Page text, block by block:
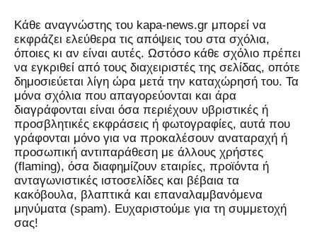
Kάθε αναγνώστης του kapa-news.gr μπορεί να
εκφράζει ελεύθερα τις απόψεις του στα σχόλια,
όποιες κι αν είναι αυτές. Ωστόσο κάθε σχόλιο πρέπει
να εγκριθεί από τους διαχειριστές της σελίδας, οπότε
δημοσιεύεται λίγη ώρα μετά την καταχώρησή του. Τα
μόνα σχόλια που απαγορεύονται και άρα
διαγράφονται είναι όσα περιέχουν υβριστικές ή
προσβλητικές εκφράσεις ή φωτογραφίες, αυτά που
γράφονται μόνο για να προκαλέσουν αναταραχή ή
προσωπική αντιπαράθεση με άλλους χρήστες
(flaming), όσα διαφημίζουν εταιρίες, προϊόντα ή
ανταγωνιστικές ιστοσελίδες και βέβαια τα
κακόβουλα, βλαπτικά και επαναλαμβανόμενα
μηνύματα (spam). Ευχαριστούμε για τη συμμετοχή
σας!